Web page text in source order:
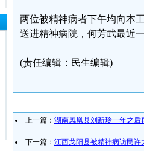
两位被精神病者下午均向本
送进精神病院，何芳武最近
(责任编辑：民生编辑)
上一篇： 湖南凤凰县刘新玲一年之后
下一篇： 江西戈阳县被精神病访民